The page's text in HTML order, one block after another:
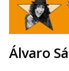
Álvaro